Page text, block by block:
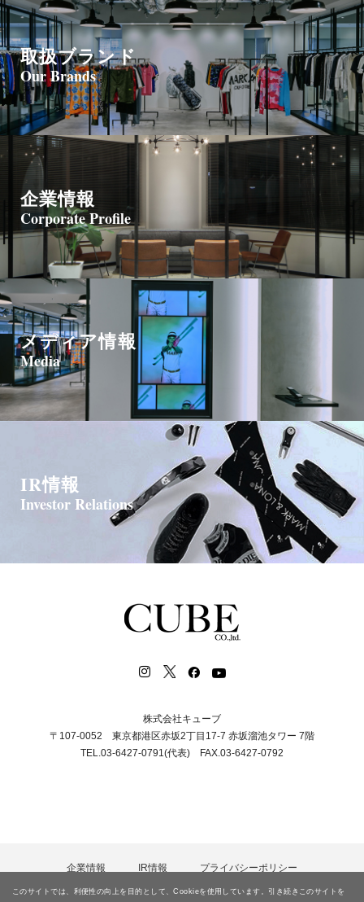
このサイトでは、利便性の向上を目的として、Cookieを使用しています。引き続きこのサイトを
取扱ブランド
Our Brands
企業情報
Corporate Profile
メディア情報
Media
IR情報
Investor Relations
株式会社キューブ
〒107-0052 東京都港区赤坂2丁目17-7 赤坂溜池タワー 7階
TEL.03-6427-0791(代表) FAX.03-6427-0792
企業情報 IR情報
プライバシーポリシー
カスタマーハラスメント等に対する基本方針